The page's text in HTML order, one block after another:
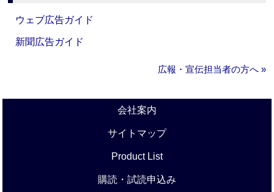
ウェブ広告ガイド
新聞広告ガイド
広報・宣伝担当者の方へ »
会社案内
サイトマップ
Product List
購読・試読申込み